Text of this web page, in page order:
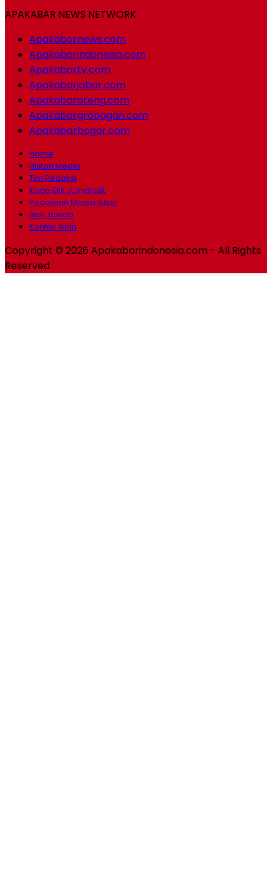
APAKABAR NEWS NETWORK
Apakabarnews.com
Apakabarindonesia.com
Apakabartv.com
Apakabarjabar.com
Apakabarateng.com
Apakabargrobogan.com
Apakabarbogor.com
Home
Histori Media
Tim Redaksi
Kode Etik Jurnalistik
Pedoman Media Siber
Hak Jawab
Kontak Iklan
Copyright © 2026 Apakabarindonesia.com - All Rights
Reserved